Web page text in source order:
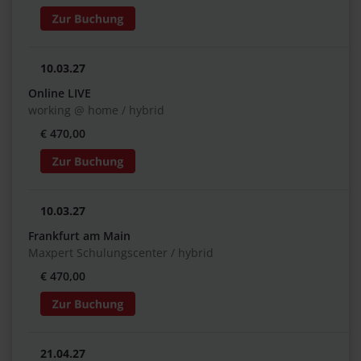
10.03.27
Online LIVE
working @ home / hybrid
€ 470,00
10.03.27
Frankfurt am Main
Maxpert Schulungscenter / hybrid
€ 470,00
21.04.27